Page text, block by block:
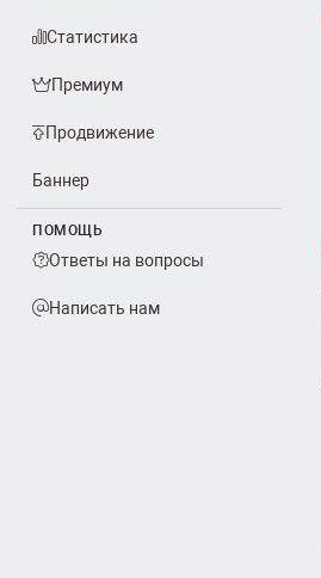
Статистика
Премиум
Продвижение
Баннер
ПОМОЩЬ
Ответы на вопросы
Написать нам